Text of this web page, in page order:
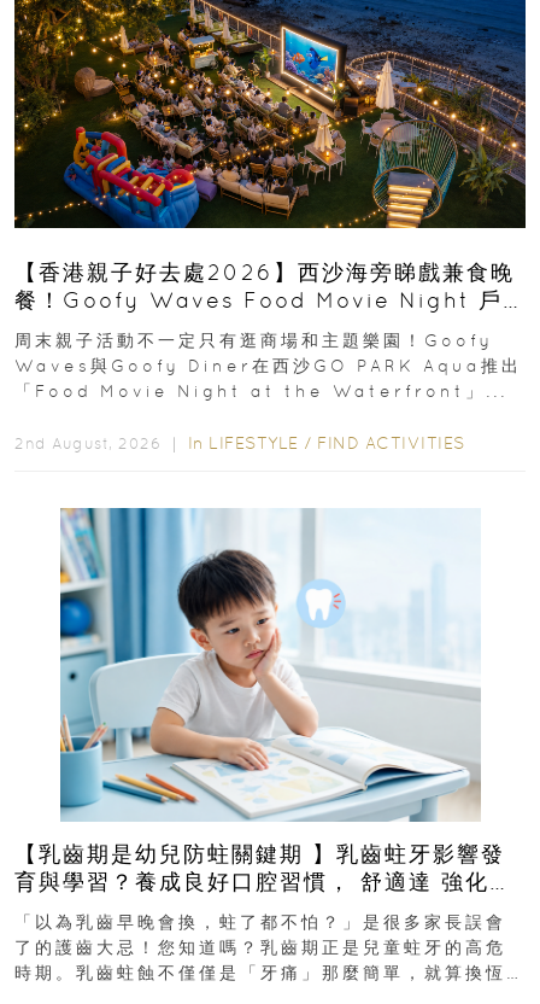
【香港親子好去處2026】西沙海旁睇戲兼食晚
餐！Goofy Waves Food Movie Night 戶
外影院逢週末登場
周末親子活動不一定只有逛商場和主題樂園！Goofy
Waves與Goofy Diner在西沙GO PARK Aqua推出
「Food Movie Night at the Waterfront」...
2nd August, 2026 ｜ In LIFESTYLE / FIND ACTIVITIES
【乳齒期是幼兒防蛀關鍵期 】乳齒蛀牙影響發
育與學習？養成良好口腔習慣， 舒適達 強化琺
瑯質 兒童牙膏防護指南
「以為乳齒早晚會換，蛀了都不怕？」是很多家長誤會
了的護齒大忌！您知道嗎？乳齒期正是兒童蛀牙的高危
時期。乳齒蛀蝕不僅僅是「牙痛」那麼簡單，就算換恆